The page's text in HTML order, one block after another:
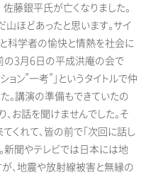
藤銀平氏が亡くなりました。
山ほどあったと思います。サイ
科学者の愉快と情熱を社会に
の3月6日の平成洪庵の会で
ョン”一考”」というタイトルで仲
。講演の準備もできていたの
お話を聞けませんでした。そ
くれて、皆の前で「次回に話し
。新聞やテレビでは日本には地
、地震や放射線被害と無縁の